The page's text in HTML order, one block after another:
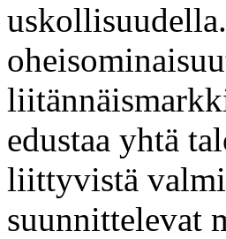
edustaa yhtä
liittyvistä
suunnittelevat